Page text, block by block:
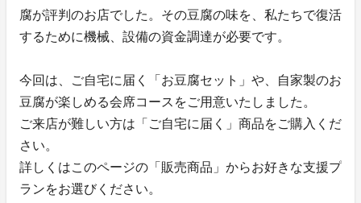
腐が評判のお店でした。その豆腐の味を、私たちで復活
するために機械、設備の資金調達が必要です。
今回は、ご自宅に届く「お豆腐セット」や、自家製のお
豆腐が楽しめる会席コースをご用意いたしました。
ご来店が難しい方は「ご自宅に届く」商品をご購入くだ
さい。
詳しくはこのページの「販売商品」からお好きな支援プ
ランをお選びください。